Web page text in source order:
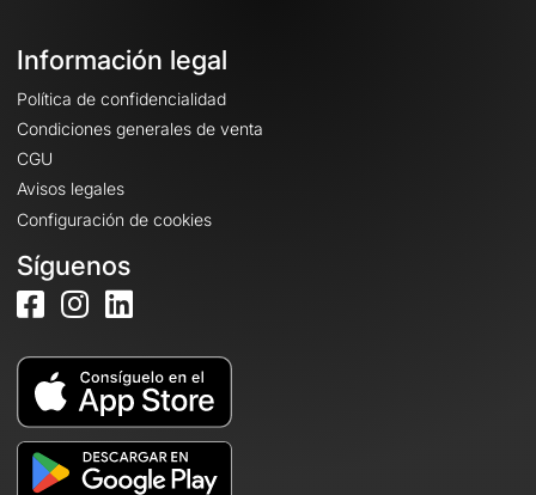
Información legal
Política de confidencialidad
Condiciones generales de venta
CGU
Avisos legales
Configuración de cookies
Síguenos